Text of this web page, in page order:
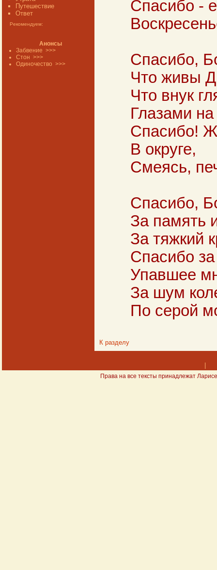
Путешествие
Ответ
Рекомендуем:
Анонсы
Забвение >>>
Стон >>>
Одиночество >>>
Спасибо -
Спасибо,
Что живы
Что внук
Глазами
Спасибо!
В округе,
Смеясь,
Спасибо,
За память
За тяжкий
Спасибо
Упавшее
За шум
По серой
К разделу
Права на все тексты принадлежат